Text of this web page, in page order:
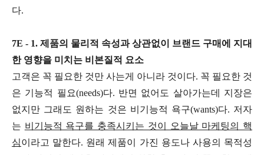
다.
7E - 1. 제품의 물리적 속성과 상관없이 브랜드 구매에 지대
한 영향을 미치는 비본질적 요소
고객은 꼭 필요한 것만 사는게 아니라 것이다. 꼭 필요한 것
은 기능적 필요(needs)다. 반면 없어도 살아가는데 지장은
없지만 그래도 원하는 것은 비기능적 욕구(wants)다. 저자
는 비기능적 욕구를 충족시키는 것이 오늘날 마케팅의 핵
심이라고 말한다. 원래 제품이 가진 용도나 사용의 목적성